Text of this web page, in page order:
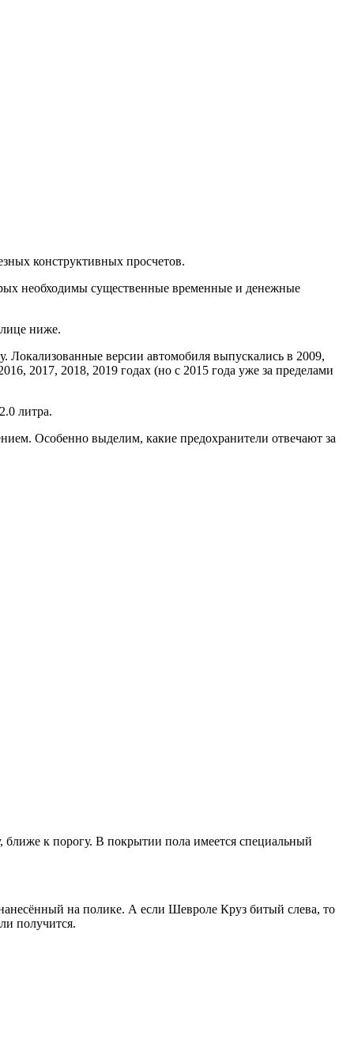
конструктивных просчетов.
необходимы существенные временные и денежные
ниже.
Локализованные версии автомобиля выпускались в 2009,
2017, 2018, 2019 годах (но с 2015 года уже за пределами
литра.
Особенно выделим, какие предохранители отвечают за
ближе к порогу. В покрытии пола имеется специальный
на полике. А если Шевроле Круз битый слева, то
получится.